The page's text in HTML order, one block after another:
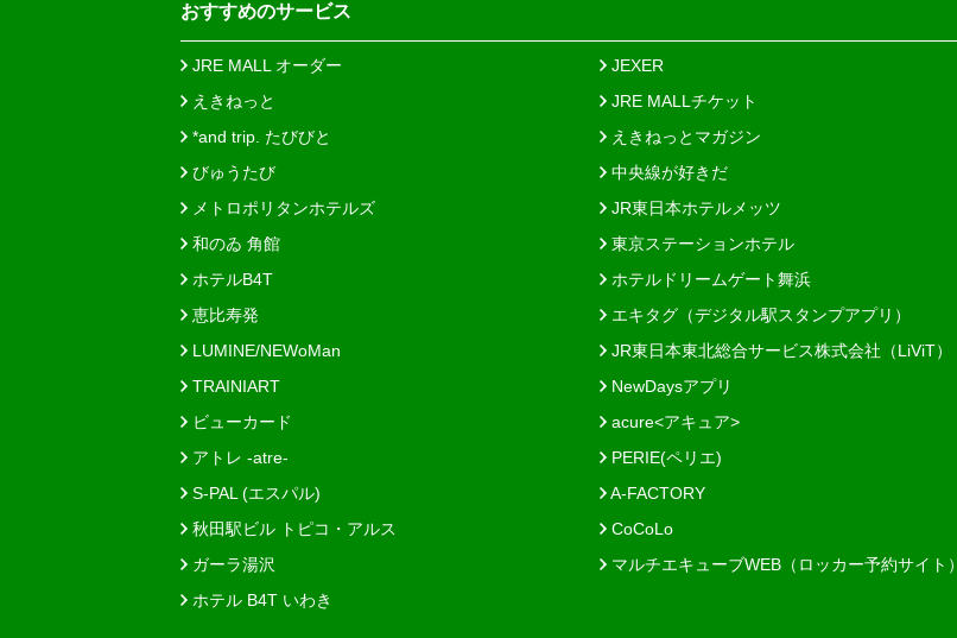
おすすめのサービス
JRE MALL オーダー JEXER
えきねっと
JRE MALLチケット
*and trip. たびびと
えきねっとマガジン
びゅうたび
中央線が好きだ
メトロポリタンホテルズ
JR東日本ホテルメッツ
和のゐ 角館
東京ステーションホテル
ホテルB4T
ホテルドリームゲート舞浜
恵比寿発
エキタグ（デジタル駅スタンプアプリ）
LUMINE/NEWoMan
JR東日本東北総合サービス株式会社（LiViT）
TRAINIART
NewDaysアプリ
ビューカード
acure<アキュア>
アトレ -atre-
PERIE(ペリエ)
S-PAL (エスパル)
A-FACTORY
秋田駅ビル トピコ・アルス
CoCoLo
ガーラ湯沢
マルチエキューブWEB（ロッカー予約サイト）
ホテル B4T いわき